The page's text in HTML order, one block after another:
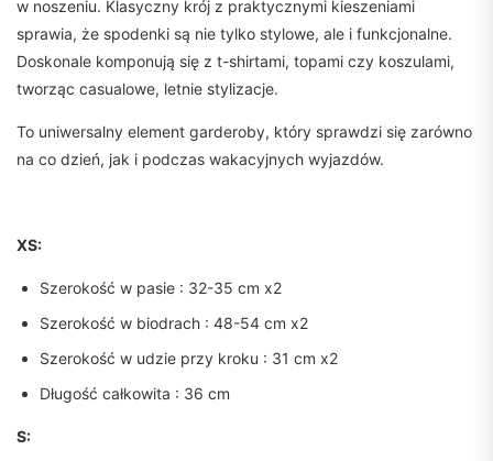
w noszeniu. Klasyczny krój z praktycznymi kieszeniami
sprawia, że spodenki są nie tylko stylowe, ale i funkcjonalne.
Doskonale komponują się z t-shirtami, topami czy koszulami,
tworząc casualowe, letnie stylizacje.
To uniwersalny element garderoby, który sprawdzi się zarówno
na co dzień, jak i podczas wakacyjnych wyjazdów.
XS:
Szerokość w pasie : 32-35 cm x2
Szerokość w biodrach : 48-54 cm x2
Szerokość w udzie przy kroku : 31 cm x2
Długość całkowita : 36 cm
S: